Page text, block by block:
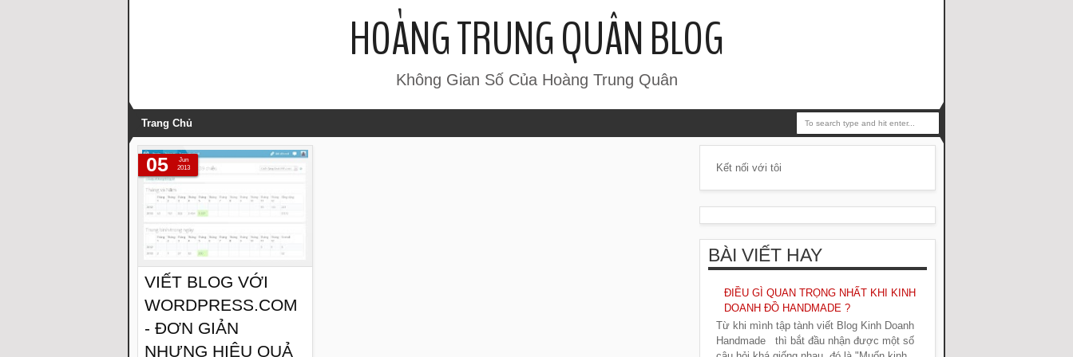
HOÀNG TRUNG QUÂN BLOG
Không Gian Số Của Hoàng Trung Quân
Trang Chủ
VIẾT BLOG VỚI
WORDPRESS.COM
- ĐƠN GIẢN
NHƯNG HIỆU QUẢ
05
Jun
2013
Kết nối với tôi
BÀI VIẾT HAY
ĐIỀU GÌ QUAN TRỌNG NHẤT KHI KINH
DOANH ĐỒ HANDMADE ?
Từ khi mình tập tành viết Blog Kinh Doanh
Handmade thì bắt đầu nhận được một số